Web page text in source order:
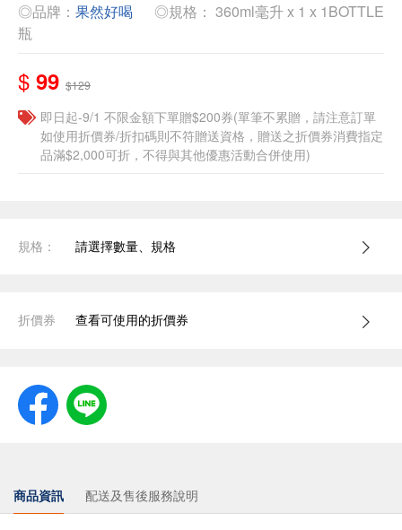
◎品牌： 果然好喝
◎規格： 360ml毫升 x 1 x 1BOTTLE
瓶
$ 99 $129
即日起-9/1 不限金額下單贈$200券(單筆不累贈，請注意訂單
如使用折價券/折扣碼則不符贈送資格，贈送之折價券消費指定
品滿$2,000可折，不得與其他優惠活動合併使用)
規格： 請選擇數量、規格
折價券 查看可使用的折價券
商品資訊 配送及售後服務說明